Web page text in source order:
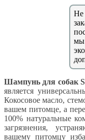
Шампунь для собак
является
Кокосовое масло,
вашем питомце, а
100% натуральные
загрязнения,
вашему питомцу